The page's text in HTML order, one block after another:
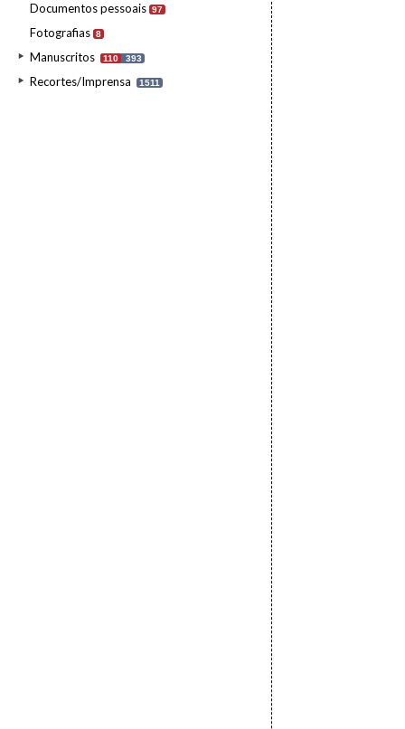
Documentos pessoais 97
Fotografias 8
Manuscritos 110 393
Recortes/Imprensa 1511